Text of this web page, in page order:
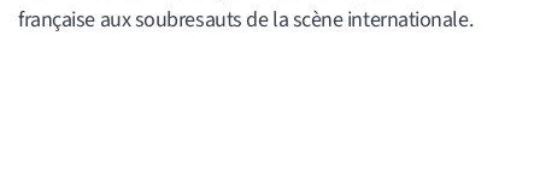
française aux soubresauts de la scène internationale.